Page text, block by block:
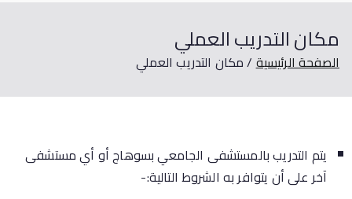
مكان التدريب العملي
الصفحة الرئيسية مكان التدريب العملي
يتم التدريب بالمستشفى الجامعي بسوهاج أو أي مستشفى
آخر على أن يتوافر به الشروط التالية:-